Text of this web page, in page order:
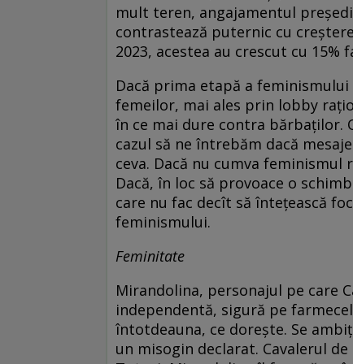
mult teren, angajamentul
contrastează puternic cu
2023, acestea au crescut cu 15%
Dacă prima etapă a
femeilor, mai ales prin lobby
în ce mai dure contra bărbaților.
cazul să ne întrebăm dacă
ceva. Dacă nu cumva
Dacă, în loc să provoace o
care nu fac decît să întețească
feminismului.
Feminitate
Mirandolina, personajul pe care
independentă, sigură pe
întotdeauna, ce dorește. Se
un misogin declarat. Cavalerul